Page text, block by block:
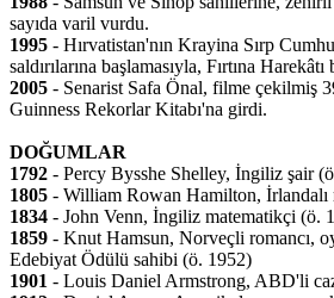
sayıda varil vurdu.
1995 - Hırvatistan'nın Krayina Sırp
saldırılarına başlamasıyla, Fırtına Harekâtı
2005 - Senarist Safa Önal, filme çekilmiş
Guinness Rekorlar Kitabı'na girdi.
DOĞUMLAR
1792 - Percy Bysshe Shelley, İngiliz şair
1805 - William Rowan Hamilton, İrlandalı
1834 - John Venn, İngiliz matematikçi (ö.
1859 - Knut Hamsun, Norveçli romancı,
Edebiyat Ödülü sahibi (ö. 1952)
1901 - Louis Daniel Armstrong, ABD'li